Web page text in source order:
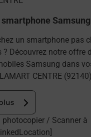
Samsung
un smartphone pas
? Découvrez notre offre
Samsung dans
CENTRE